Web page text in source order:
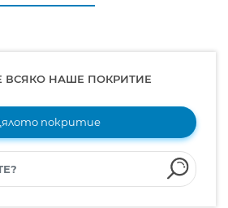
ВСЯКО НАШЕ ПОКРИТИЕ
покритие